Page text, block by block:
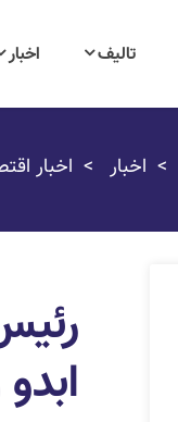
تالیف اخبار
اخبار اخبار